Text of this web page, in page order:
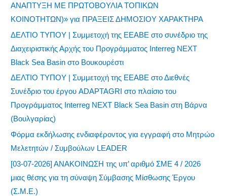
ΑΝΑΠΤΥΞΗ ΜΕ ΠΡΩΤΟΒΟΥΛΙΑ ΤΟΠΙΚΩΝ
ΚΟΙΝΟΤΗΤΩΝ)» για ΠΡΑΞΕΙΣ ΔΗΜΟΣΙΟΥ ΧΑΡΑΚΤΗΡΑ
ΔΕΛΤΙΟ ΤΥΠΟΥ | Συμμετοχή της ΕΕΑΒΕ στο συνέδριο της
Διαχειριστικής Αρχής του Προγράμματος Interreg NEXT
Black Sea Basin στο Βουκουρέστι
ΔΕΛΤΙΟ ΤΥΠΟΥ | Συμμετοχή της ΕΕΑΒΕ στο Διεθνές
Συνέδριο του έργου ADAPTAGRI στο πλαίσιο του
Προγράμματος Interreg NEXT Black Sea Basin στη Βάρνα
(Βουλγαρίας)
Φόρμα εκδήλωσης ενδιαφέροντος για εγγραφή στο Μητρώο
Μελετητών / Συμβούλων LEADER
[03-07-2026] ΑΝΑΚΟΙΝΩΣΗ της υπ’ αριθμό ΣΜΕ 4 / 2026
μιας θέσης για τη σύναψη Σύμβασης Μίσθωσης Έργου
(Σ.Μ.Ε.)